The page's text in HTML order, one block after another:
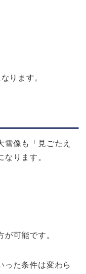
ります。
雪像も「見ごたえ
ります。
可能です。
った条件は変わら